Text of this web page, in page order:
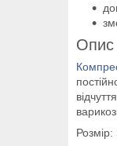
Опис
Розмір: